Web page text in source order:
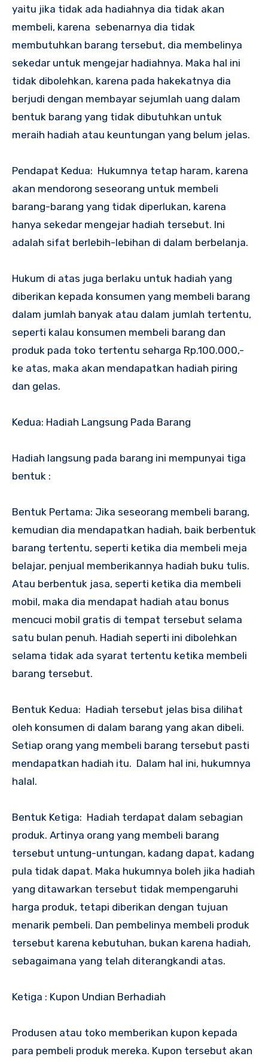
yaitu jika tidak ada hadiahnya dia tidak akan
membeli, karena sebenarnya dia tidak
membutuhkan barang tersebut, dia membelinya
sekedar untuk mengejar hadiahnya. Maka hal ini
tidak dibolehkan, karena pada hakekatnya dia
berjudi dengan membayar sejumlah uang dalam
bentuk barang yang tidak dibutuhkan untuk
meraih hadiah atau keuntungan yang belum jelas.
Pendapat Kedua: Hukumnya tetap haram, karena
akan mendorong seseorang untuk membeli
barang-barang yang tidak diperlukan, karena
hanya sekedar mengejar hadiah tersebut. Ini
adalah sifat berlebih-lebihan di dalam berbelanja.
Hukum di atas juga berlaku untuk hadiah yang
diberikan kepada konsumen yang membeli barang
dalam jumlah banyak atau dalam jumlah tertentu,
seperti kalau konsumen membeli barang dan
produk pada toko tertentu seharga Rp.100.000,-
ke atas, maka akan mendapatkan hadiah piring
dan gelas.
Kedua: Hadiah Langsung Pada Barang
Hadiah langsung pada barang ini mempunyai tiga
bentuk :
Bentuk Pertama: Jika seseorang membeli barang,
kemudian dia mendapatkan hadiah, baik berbentuk
barang tertentu, seperti ketika dia membeli meja
belajar, penjual memberikannya hadiah buku tulis.
Atau berbentuk jasa, seperti ketika dia membeli
mobil, maka dia mendapat hadiah atau bonus
mencuci mobil gratis di tempat tersebut selama
satu bulan penuh. Hadiah seperti ini dibolehkan
selama tidak ada syarat tertentu ketika membeli
barang tersebut.
Bentuk Kedua: Hadiah tersebut jelas bisa dilihat
oleh konsumen di dalam barang yang akan dibeli.
Setiap orang yang membeli barang tersebut pasti
mendapatkan hadiah itu. Dalam hal ini, hukumnya
halal.
Bentuk Ketiga: Hadiah terdapat dalam sebagian
produk. Artinya orang yang membeli barang
tersebut untung-untungan, kadang dapat, kadang
pula tidak dapat. Maka hukumnya boleh jika hadiah
yang ditawarkan tersebut tidak mempengaruhi
harga produk, tetapi diberikan dengan tujuan
menarik pembeli. Dan pembelinya membeli produk
tersebut karena kebutuhan, bukan karena hadiah,
sebagaimana yang telah diterangkandi atas.
Ketiga : Kupon Undian Berhadiah
Produsen atau toko memberikan kupon kepada
para pembeli produk mereka. Kupon tersebut akan